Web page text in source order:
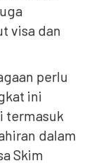
visa dan
perlu
ini
termasuk
dalam
Skim